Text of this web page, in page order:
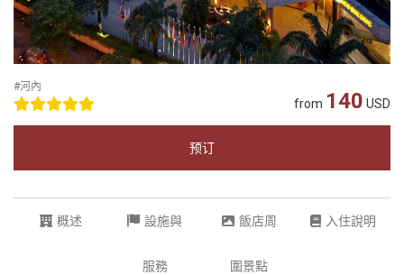
#河內
from 140 USD
预订
概述 設施與
服務
飯店周
圍景點
入住說明